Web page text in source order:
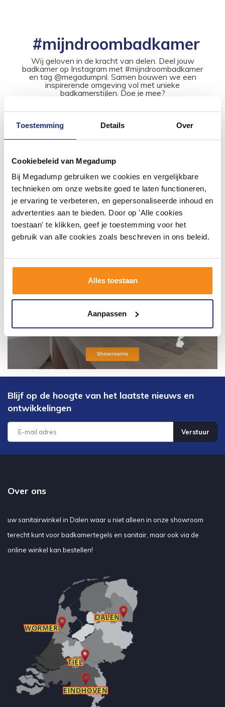
Toestemming Details Over
Cookiebeleid van Megadump
Bij Megadump gebruiken we cookies en vergelijkbare
technieken om onze website goed te laten functioneren,
je ervaring te verbeteren, en gepersonaliseerde inhoud en
advertenties aan te bieden. Door op 'Alle cookies
toestaan' te klikken, geef je toestemming voor het
gebruik van alle cookies zoals beschreven in ons beleid.
Alles toestaan
Aanpassen
#mijndroombadkamer
Wij geloven in de kracht van delen. Deel jouw
badkamer op Instagram met #mijndroombadkamer
en tag @megadumpnl. Samen bouwen we een
inspirerende omgeving vol met unieke
badkamerstijlen. Doe je mee?
Blijf op de hoogte van het laatste nieuws en
ontwikkelingen
Verstuur
Over ons
uw sanitairwinkel in Dalen waar u niet alleen in onze showroom
terecht kunt voor badkamertegels en sanitair, maar ook via de
online winkel kan bestellen!